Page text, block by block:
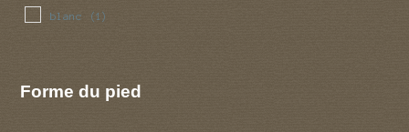
blanc (1)
Forme du pied